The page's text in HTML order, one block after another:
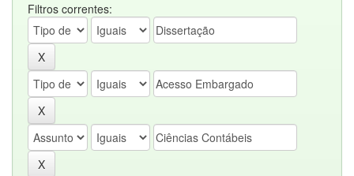
Filtros correntes: